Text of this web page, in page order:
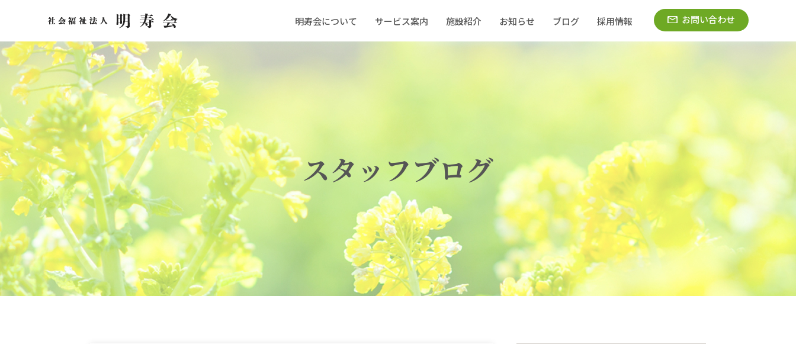
明寿会について サービス案内 施設紹介 お知らせ ブログ 採用情報 お問い合わせ
スタッフブログ